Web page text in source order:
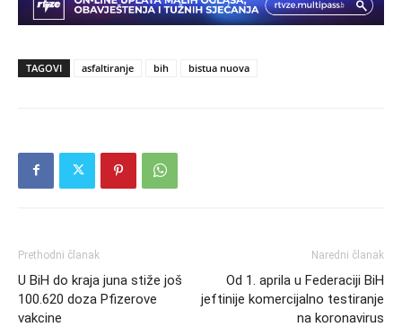
TAGOVI asfaltiranje bih bistua nuova
Prethodni članak
U BiH do kraja juna stiže još
100.620 doza Pfizerove
vakcine
Naredni članak
Od 1. aprila u Federaciji BiH
jeftinije komercijalno testiranje
na koronavirus